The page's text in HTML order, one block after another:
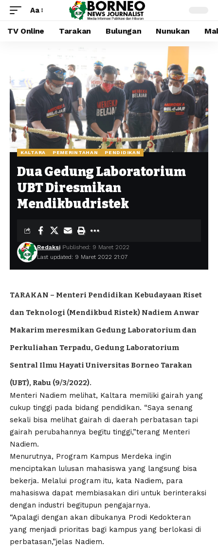
Aa
TV Online Tarakan Bulungan Nunukan
KALTARA PEMERINTAHAN PENDIDIKAN
Dua Gedung Laboratorium
UBT Diresmikan
Mendikbudristek
Last updated: 9 Maret 2022 21:07
Redaksi Published: 9 Maret 2022
TARAKAN – Menteri Pendidikan Kebudayaan Riset
dan Teknologi (Mendikbud Ristek) Nadiem Anwar
Makarim meresmikan Gedung Laboratorium dan
Perkuliahan Terpadu, Gedung Laboratorium
Sentral Ilmu Hayati Universitas Borneo Tarakan
(UBT), Rabu (9/3/2022).
Menteri Nadiem melihat, Kaltara memiliki gairah yang
cukup tinggi pada bidang pendidikan. “Saya senang
sekali bisa melihat gairah di daerah perbatasan tapi
gairah perubahannya begitu tinggi,”terang Menteri
Nadiem.
Menurutnya, Program Kampus Merdeka ingin
menciptakan lulusan mahasiswa yang langsung bisa
bekerja. Melalui program itu, kata Nadiem, para
mahasiswa dapat membiasakan diri untuk berinteraksi
dengan industri begitupun pengajarnya.
“Apalagi dengan akan dibukanya Prodi Kedokteran
yang menjadi prioritas bagi kampus yang berlokasi di
perbatasan,”jelas Nadiem.